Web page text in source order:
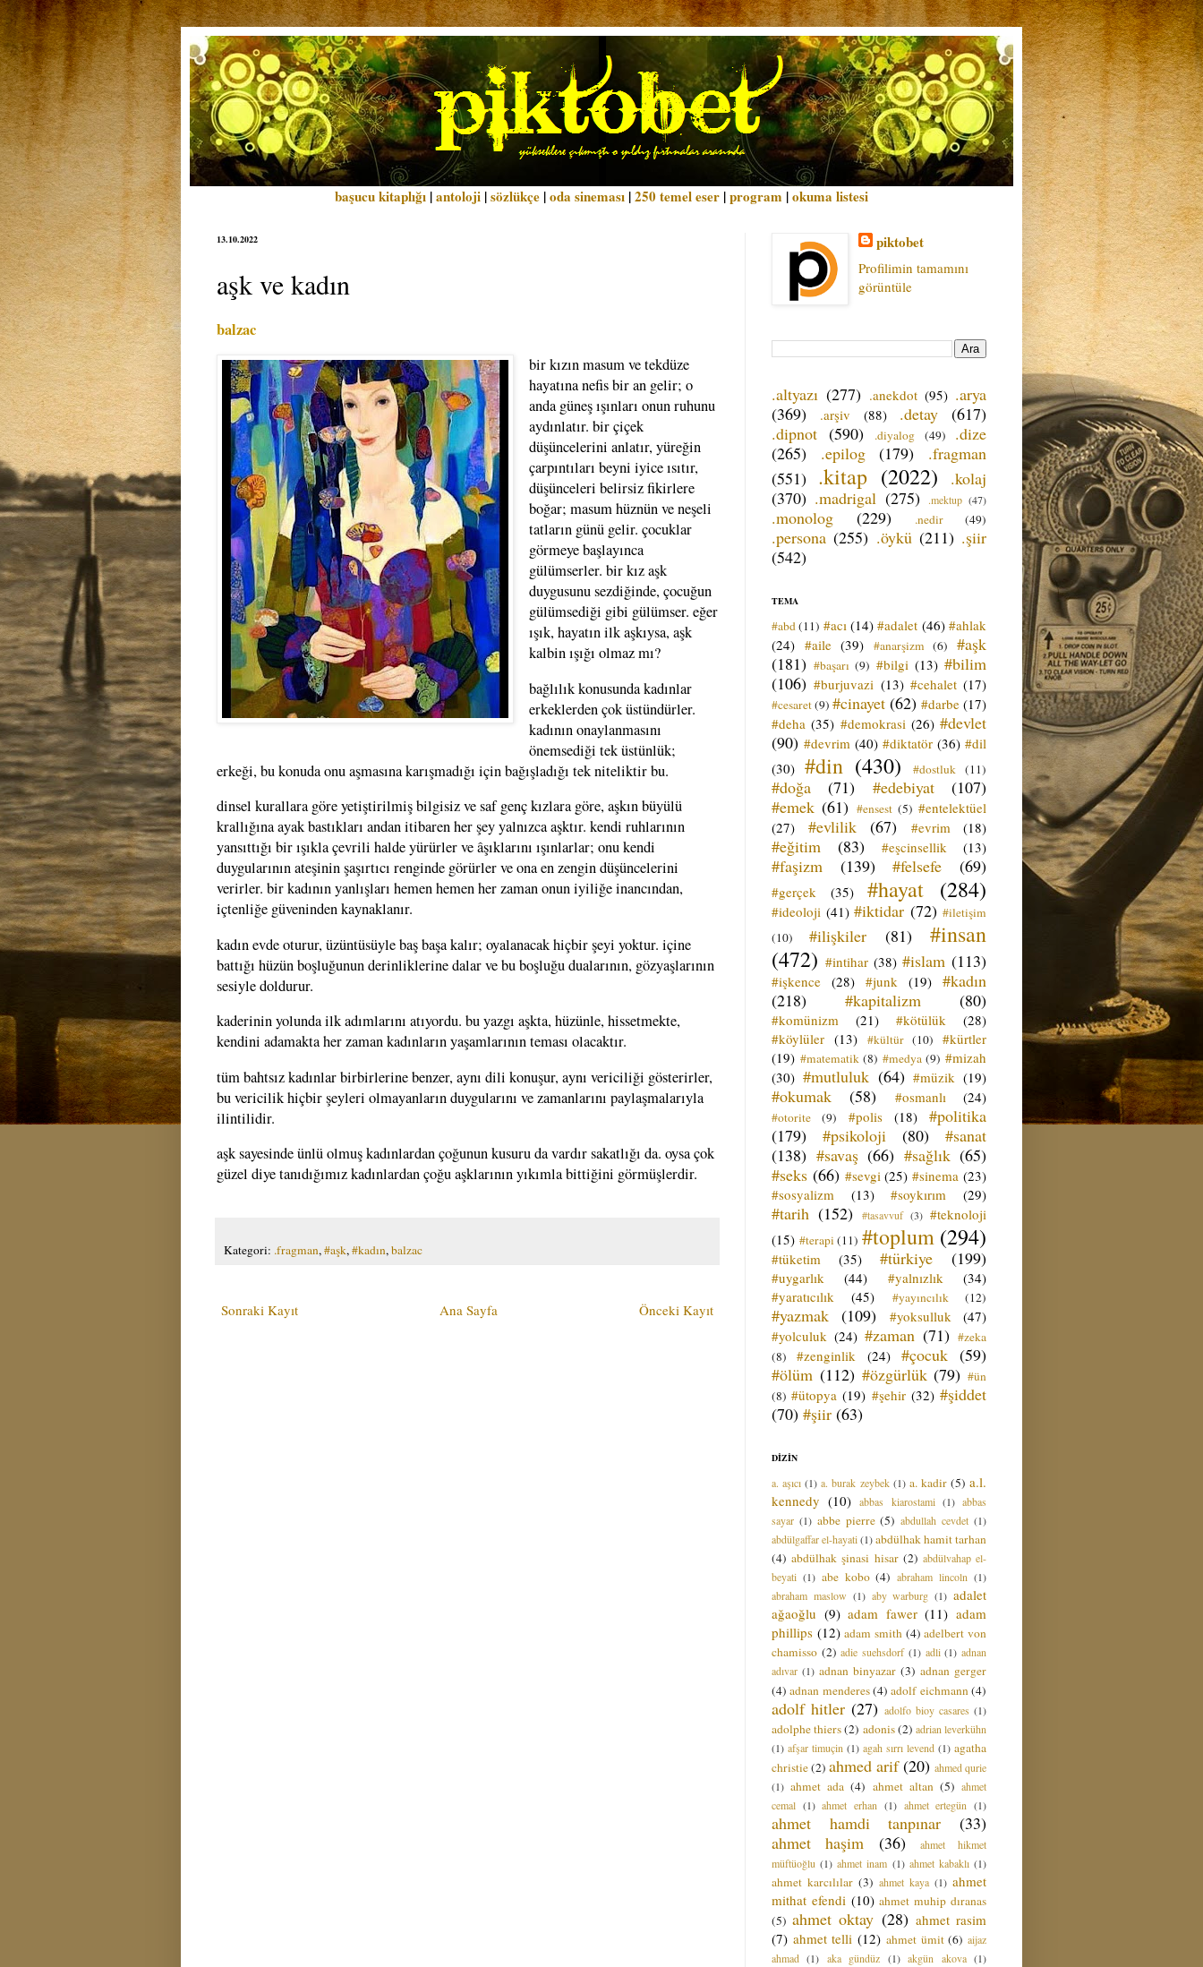
başucu kitaplığı |antoloji |sözlükçe |oda sineması |250 temel eser |program |okuma listesi
13.10.2022
aşk ve kadın
balzac
bir kızın masum ve tekdüze
hayatına nefis bir an gelir; o
anda güneş ışınları onun ruhunu
aydınlatır. bir çiçek
düşüncelerini anlatır, yüreğin
çarpıntıları beyni iyice ısıtır,
düşünceleri belirsiz fikirlere
boğar; masum hüznün ve neşeli
tatların günü gelir. çocuklar
görmeye başlayınca
gülümserler. bir kız aşk
duygusunu sezdiğinde, çocuğun
gülümsediği gibi gülümser. eğer
ışık, hayatın ilk aşkıysa, aşk
kalbin ışığı olmaz mı?
bağlılık konusunda kadınlar
erkeklerden çok üstündürler.
kadının onaylanmasını
önemsediği tek üstünlük;
erkeği, bu konuda onu aşmasına karışmadığı için bağışladığı tek niteliktir bu.
dinsel kurallara göre yetiştirilmiş bilgisiz ve saf genç kızlara göre, aşkın büyülü
krallığına ayak bastıkları andan itibaren her şey yalnızca aşktır. kendi ruhlarının
yansıttığı bir ışıkla çevrili halde yürürler ve âşıklarını ışınlarlar; onu kendi
duygularının ateşinin şaşırtıcı renginde görürler ve ona en zengin düşüncelerini
verirler. bir kadının yanlışları hemen hemen her zaman onun iyiliğe inancından,
içtenliğe güveninden kaynaklanır.
kadın evde oturur, üzüntüsüyle baş başa kalır; oyalanacak hiçbir şeyi yoktur. içine
battığı hüzün boşluğunun derinliklerine dalar ve bu boşluğu dualarının, gözyaşlarının
sesiyle doldurur.
kaderinin yolunda ilk adımlarını atıyordu. bu yazgı aşkta, hüzünle, hissetmekte,
kendini adamakta her zaman kadınların yaşamlarının teması olacaktır.
tüm bahtsız kadınlar birbirlerine benzer, aynı dili konuşur, aynı vericiliği gösterirler,
bu vericilik hiçbir şeyleri olmayanların duygularını ve zamanlarını paylaşmalarıyla
ilintilidir.
aşk sayesinde ünlü olmuş kadınlardan çoğunun kusuru da vardır sakatlığı da. oysa çok
güzel diye tanıdığımız kadınlardan çoğu aşklarının yıkımla bittiğini görmüşlerdir.
Kategori: .fragman,#aşk,#kadın,balzac
Sonraki Kayıt Önceki Kayıt
Ana Sayfa
piktobet
Profilimin tamamını
görüntüle
.altyazı (277) .anekdot (95) .arya
(369)
.arşiv (88) .detay
(617)
.dipnot (590) .diyalog (49)
.dize
(265)
.epilog (179)
.fragman
(551) .kitap (2022)
.kolaj
(370) .madrigal (275) .mektup (47)
.monolog (229) .nedir (49)
.persona (255) .öykü (211) .şiir
(542)
TEMA
#abd (11) #acı (14) #adalet (46) #ahlak
(24) #aile (39) #anarşizm (6)
#aşk
(181) #başarı (9) #bilgi (13) #bilim
(106) #burjuvazi (13) #cehalet (17)
#cesaret(9) #cinayet (62) #darbe (17)
#deha (35) #demokrasi (26) #devlet
(90) #devrim (40) #diktatör (36) #dil
(30) #din (430) #dostluk (11)
#doğa (71) #edebiyat
(107)
#emek (61) #ensest (5) #entelektüel
(27)
#evlilik (67) #evrim (18)
#eğitim (83) #eşcinsellik (13)
#faşizm (139) #felsefe (69)
#gerçek (35) #hayat (284)
#ideoloji (41) #iktidar (72) #iletişim
(10)
#ilişkiler (81)
#insan
(472) #intihar (38) #islam (113)
#işkence (28) #junk (19) #kadın
(218)
#kapitalizm (80)
#komünizm (21) #kötülük
(28)
#köylüler (13) #kültür (10)
#kürtler
(19) #matematik (8) #medya (9) #mizah
(30) #mutluluk (64) #müzik (19)
#okumak (58) #osmanlı (24)
#otorite (9) #polis (18)
#politika
(179)
#psikoloji (80)
#sanat
(138) #savaş (66) #sağlık (65)
#seks (66) #sevgi (25) #sinema (23)
#sosyalizm
(13) #soykırım (29)
#tarih (152) #tasavvuf (3) #teknoloji
(15) #terapi (11) #toplum (294)
#tüketim (35) #türkiye (199)
#uygarlık (44) #yalnızlık
(34)
#yaratıcılık
(45) #yayıncılık (12)
#yazmak (109) #yoksulluk
(47)
#yolculuk (24) #zaman (71) #zeka
(8)
#zenginlik (24) #çocuk (59)
#ölüm (112) #özgürlük (79) #ün
(8) #ütopya (19) #şehir (32) #şiddet
(70) #şiir (63)
DİZİN
a. aşıcı (1) a. burak zeybek (1) a. kadir (5) a.l.
kennedy (10) abbas kiarostami (1) abbas
sayar (1) abbe pierre (5) abdullah cevdet (1)
abdülgaffar el-hayati(1)abdülhak hamit tarhan
(4) abdülhak şinasi hisar (2) abdülvahap el-
beyati (1) abe kobo (4) abraham lincoln (1)
abraham maslow (1) aby warburg (1) adalet
ağaoğlu (9) adam fawer (11) adam
phillips (12) adam smith (4) adelbert von
chamisso (2) adie suehsdorf (1) adli (1) adnan
adıvar (1) adnan binyazar (3) adnan gerger
(4) adnan menderes(4) adolf eichmann (4)
adolf hitler (27) adolfo bioy casares (1)
adolphe thiers(2) adonis(2) adrian leverkühn
(1) afşar timuçin (1) agah sırrı levend (1) agatha
christie(2) ahmed arif (20) ahmed qurie
(1) ahmet ada (4) ahmet altan (5) ahmet
cemal (1) ahmet erhan (1) ahmet ertegün (1)
ahmet hamdi tanpınar
(33)
ahmet haşim
(36)
ahmet hikmet
müftüoğlu (1) ahmet inam (1) ahmet kabaklı (1)
ahmet karcılılar (3) ahmet kaya (1) ahmet
mithat efendi (10) ahmet muhip dıranas
(5) ahmet oktay (28) ahmet rasim
(7) ahmet telli (12) ahmet ümit (6) aijaz
ahmad (1) aka gündüz (1) akgün akova (1)